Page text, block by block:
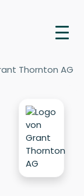
Thornton AG